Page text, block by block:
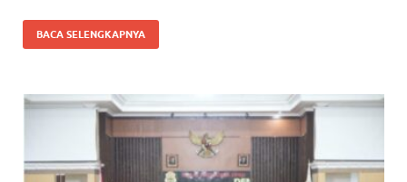
BACA SELENGKAPNYA